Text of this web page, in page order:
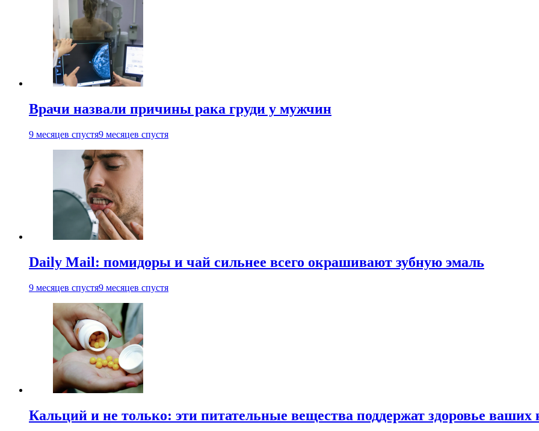
Врачи назвали причины рака груди у мужчин
9 месяцев спустя9 месяцев спустя
Daily Mail: помидоры и чай сильнее всего окрашивают зубную эмаль
9 месяцев спустя9 месяцев спустя
Кальций и не только: эти питательные вещества поддержат здоровье ваших